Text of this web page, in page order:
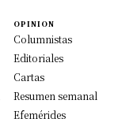
OPINION
Columnistas
Editoriales
Cartas
Resumen semanal
Efemérides